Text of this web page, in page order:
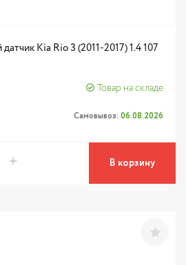
Kia Rio 3 (2011-2017) 1.4 107
Товар на складе
Самовывоз: 06.08.2026
В корзину